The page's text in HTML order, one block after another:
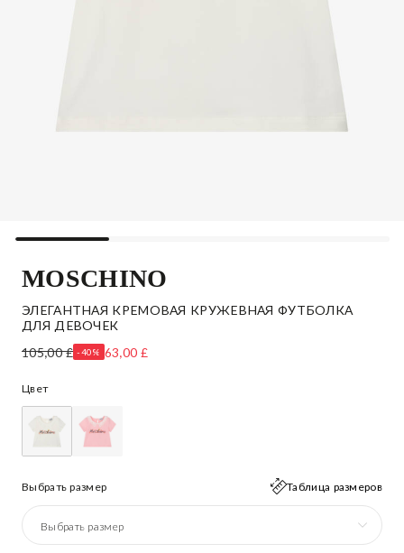
MOSCHINO
ЭЛЕГАНТНАЯ КРЕМОВАЯ КРУЖЕВНАЯ ФУТБОЛКА
ДЛЯ ДЕВОЧЕК
105,00 £ -40% 63,00 £
Цвет
Выбрать размер Таблица размеров
Выбрать размер